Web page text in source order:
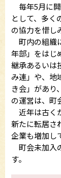
毎年5月に
として、多く
の協力を惜し
町内の組織
年部」をはじ
継承あるいは
み連」や、地
き会」があり
の運営は、町
近年は古く
新たに転居さ
企業も増加し
町会未加入
す。